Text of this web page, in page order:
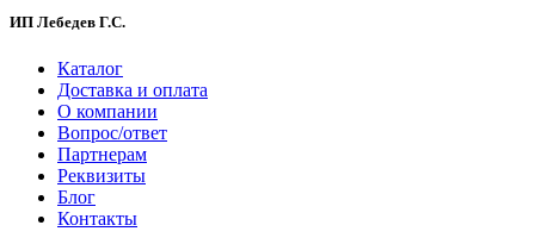
ИП Лебедев Г.С.
Каталог
Доставка и оплата
О компании
Вопрос/ответ
Партнерам
Реквизиты
Блог
Контакты